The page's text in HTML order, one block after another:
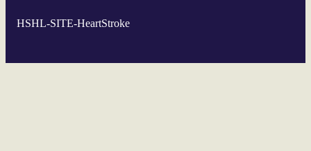
HSHL-SITE-HeartStroke